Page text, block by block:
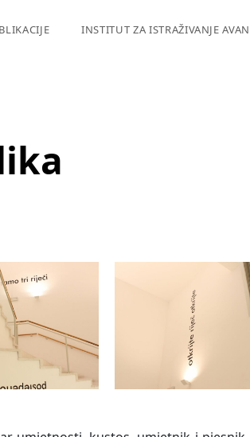
INSTITUT ZA ISTRAŽIVANJE